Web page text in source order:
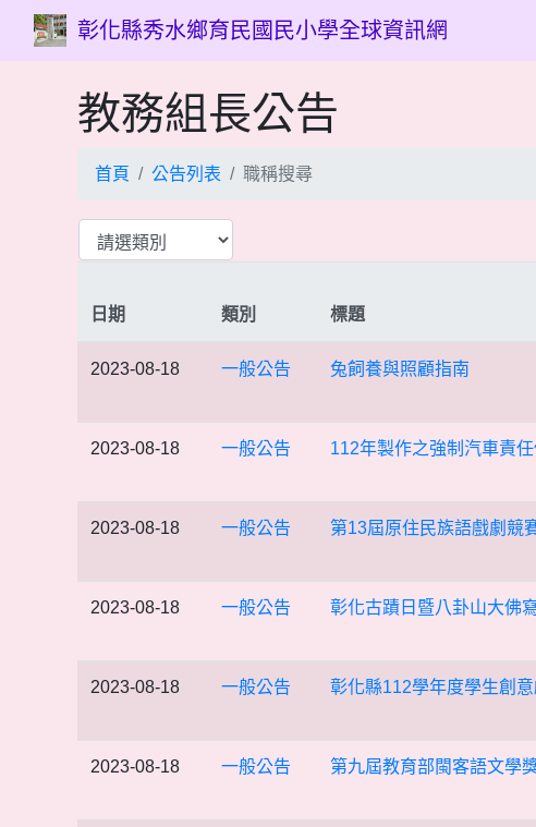
彰化縣秀水鄉育民國民小學全球資訊網
教務組長公告
首頁 公告列表 職稱搜尋
日期 類別 標題
2023-08-18 一般公告 兔飼養與照顧指南
2023-08-18 一般公告 112年製作之強制汽車責
2023-08-18 一般公告 第13屆原住民族語戲劇競
2023-08-18 一般公告 彰化古蹟日暨八卦山大佛
2023-08-18 一般公告 彰化縣112學年度學生創
2023-08-18 一般公告 第九屆教育部閩客語文學